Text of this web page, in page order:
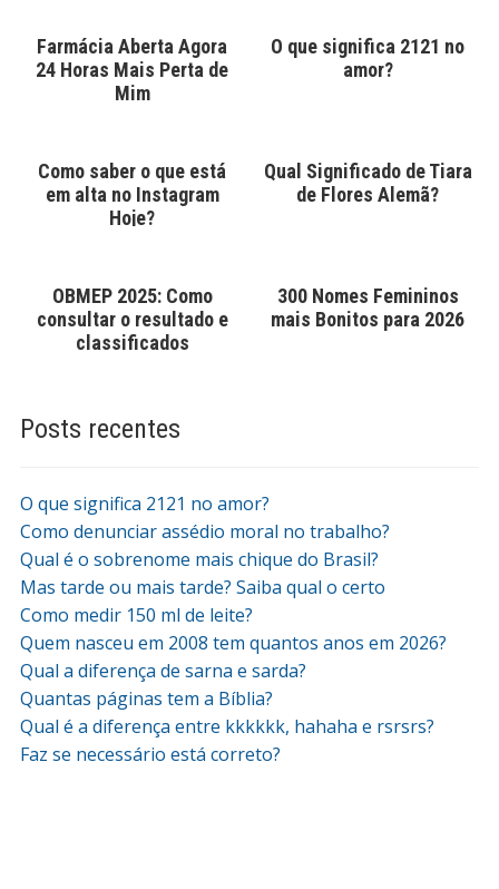
Posts recentes
O que significa 2121 no amor?
Como denunciar assédio moral no trabalho?
Qual é o sobrenome mais chique do Brasil?
Mas tarde ou mais tarde? Saiba qual o certo
Como medir 150 ml de leite?
Quem nasceu em 2008 tem quantos anos em 2026?
Qual a diferença de sarna e sarda?
Quantas páginas tem a Bíblia?
Qual é a diferença entre kkkkkk, hahaha e rsrsrs?
Faz se necessário está correto?
Farmácia Aberta Agora
24 Horas Mais Perta de
Mim
O que significa 2121 no
amor?
Como saber o que está
em alta no Instagram
Hoje?
Qual Significado de Tiara
de Flores Alemã?
OBMEP 2025: Como
consultar o resultado e
classificados
300 Nomes Femininos
mais Bonitos para 2026